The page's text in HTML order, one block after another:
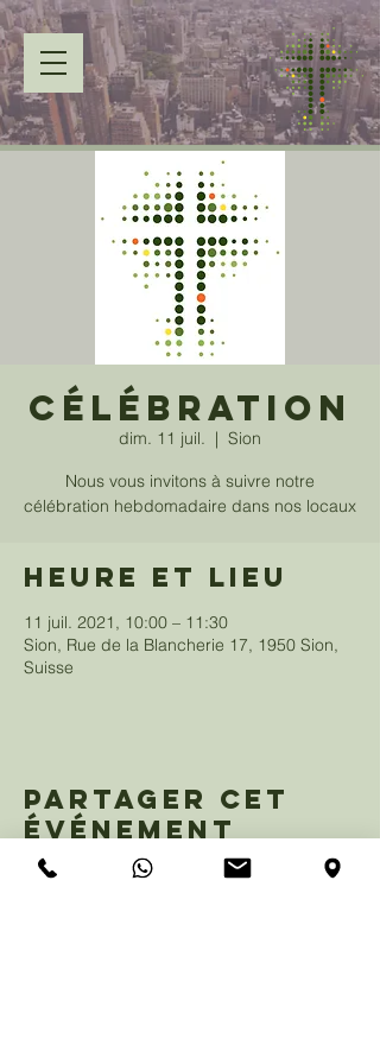
Célébration
dim. 11 juil.
  |
Sion
Nous vous invitons à suivre notre
célébration hebdomadaire dans nos locaux
Heure et lieu
11 juil. 2021, 10:00 – 11:30
Sion, Rue de la Blancherie 17, 1950 Sion,
Suisse
Partager cet
événement